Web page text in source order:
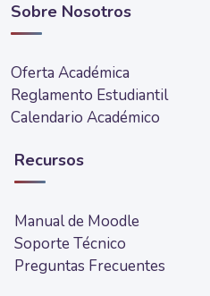
Sobre Nosotros
Oferta Académica
Reglamento Estudiantil
Calendario Académico
Recursos
Manual de Moodle
Soporte Técnico
Preguntas Frecuentes